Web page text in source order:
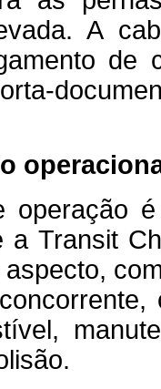
A
de
operação
a Transit